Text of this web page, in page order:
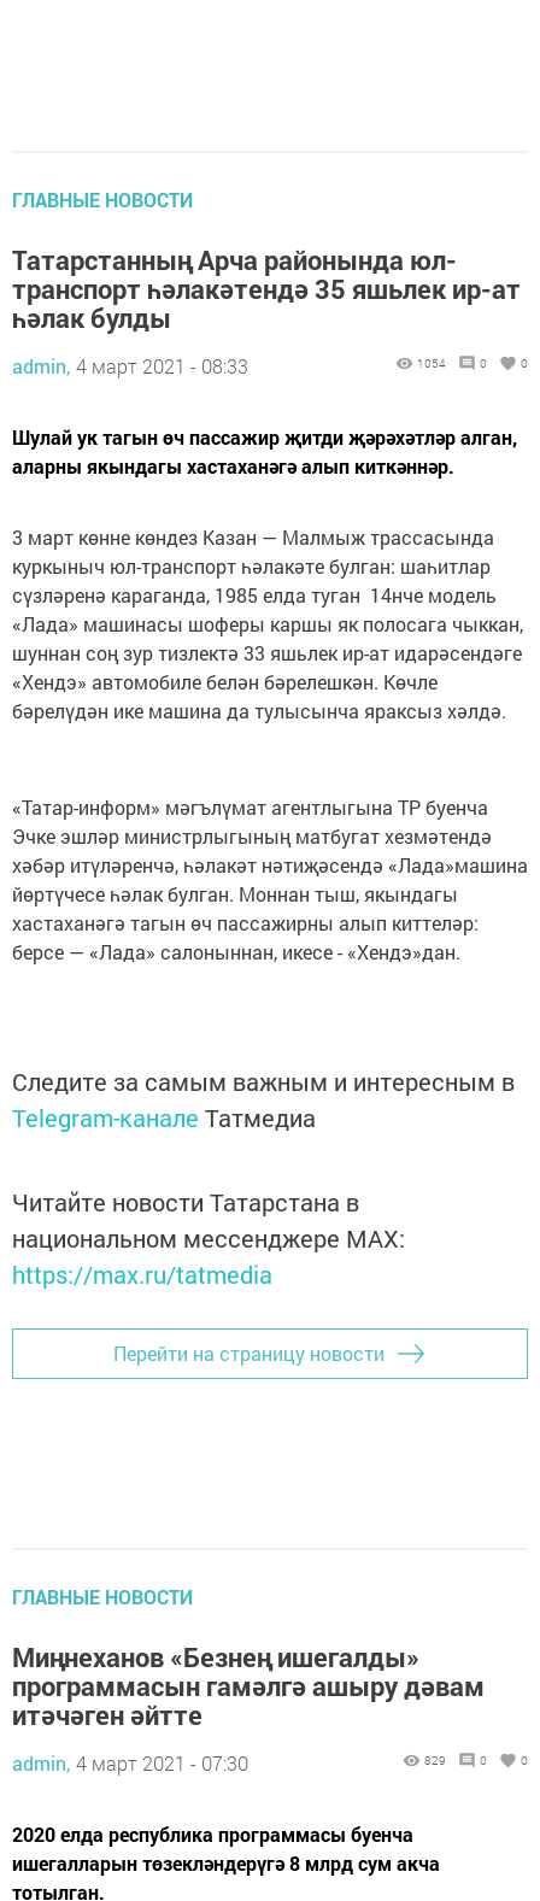
ГЛАВНЫЕ НОВОСТИ
Татарстанның Арча районында юл-
транспорт һәлакәтендә 35 яшьлек ир-ат
һәлак булды
admin, 4 март 2021 - 08:33 1054 0 0
Шулай ук тагын өч пассажир җитди җәрәхәтләр алган,
аларны якындагы хастаханәгә алып киткәннәр.
3 март көнне көндез Казан — Малмыж трассасында
куркыныч юл-транспорт һәлакәте булган: шаһитлар
сүзләренә караганда, 1985 елда туган 14нче модель
«Лада» машинасы шоферы каршы як полосага чыккан,
шуннан соң зур тизлектә 33 яшьлек ир-ат идарәсендәге
«Хендэ» автомобиле белән бәрелешкән. Көчле
бәрелүдән ике машина да тулысынча яраксыз хәлдә.
«Татар-информ» мәгълүмат агентлыгына ТР буенча
Эчке эшләр министрлыгының матбугат хезмәтендә
хәбәр итүләренчә, һәлакәт нәтиҗәсендә «Лада»машина
йөртүчесе һәлак булган. Моннан тыш, якындагы
хастаханәгә тагын өч пассажирны алып киттеләр:
берсе — «Лада» салоныннан, икесе - «Хендэ»дан.
Следите за самым важным и интересным в
Telegram-канале Татмедиа
Читайте новости Татарстана в
национальном мессенджере MАХ:
https://max.ru/tatmedia
Перейти на страницу новости
ГЛАВНЫЕ НОВОСТИ
Миңнеханов «Безнең ишегалды»
программасын гамәлгә ашыру дәвам
итәчәген әйтте
admin, 4 март 2021 - 07:30 829 0 0
2020 елда республика программасы буенча
ишегалларын төзекләндерүгә 8 млрд сум акча
тотылган.